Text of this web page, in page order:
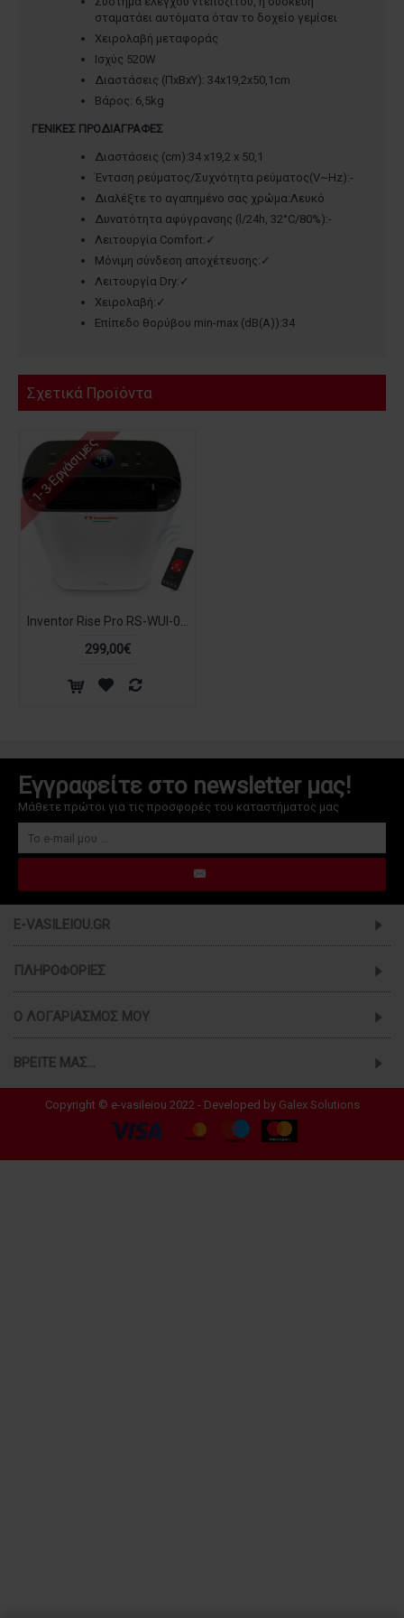
σταματάει αυτόματα όταν το δοχείο γεμίσει
Χειρολαβή μεταφοράς
Ισχύς 520W
Διαστάσεις (ΠxΒxΥ): 34x19,2x50,1cm
Βάρος: 6,5kg
ΓΕΝΙΚΕΣ ΠΡΟΔΙΑΓΡΑΦΕΣ
Διαστάσεις (cm):34 x19,2 x 50,1
Ένταση ρεύματος/Συχνότητα ρεύματος(V~Hz):-
Διαλέξτε το αγαπημένο σας χρώμα:Λευκό
Δυνατότητα αφύγρανσης (l/24h, 32°C/80%):-
Λειτουργία Comfort:✓
Μόνιμη σύνδεση αποχέτευσης:✓
Λειτουργία Dry:✓
Χειρολαβή:✓
Επίπεδο θορύβου min-max (dB(A)):34
Σχετικά Προϊόντα
1-3 Εργάσιμες
299,00€
Εγγραφείτε στο newsletter μας!
Μάθετε πρώτοι για τις προσφορές του καταστήματος μας
E-VASILEIOU.GR
ΠΛΗΡΟΦΟΡΊΕΣ
Ο ΛΟΓΑΡΙΑΣΜΌΣ ΜΟΥ
ΒΡΕΊΤΕ ΜΑΣ...
Copyright © e-vasileiou 2022 - Developed by Galex Solutions